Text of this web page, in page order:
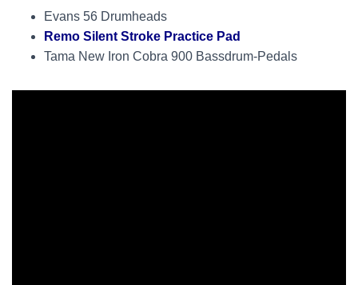
Evans 56 Drumheads
Remo Silent Stroke Practice Pad
Tama New Iron Cobra 900 Bassdrum-Pedals